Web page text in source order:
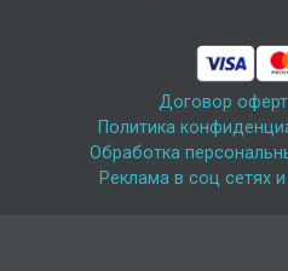
Договор
Политика
Обработка
Реклама в соц сетях и